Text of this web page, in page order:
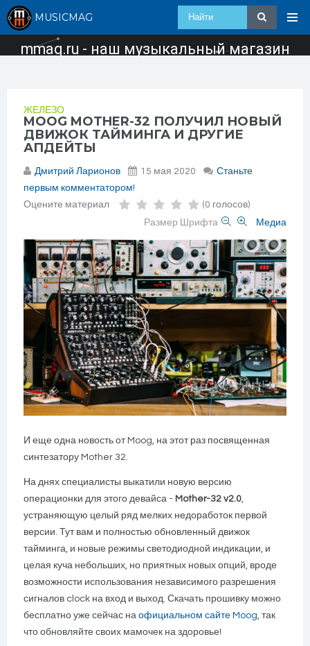
MUSICMAG
mmag.ru - наш музыкальный магазин
ЖЕЛЕЗО
MOOG MOTHER-32 ПОЛУЧИЛ НОВЫЙ
ДВИЖОК ТАЙМИНГА И ДРУГИЕ
АПДЕЙТЫ
Дмитрий Ларионов 15 мая 2020
Станьте
первым комментатором!
Оцените материал
(0 голосов)
Размер Шрифта
Медиа
И еще одна новость от Moog, на этот раз посвященная
синтезатору Mother 32.
На днях специалисты выкатили новую версию
операционки для этого девайса - Mother-32 v2.0
устраняющую целый ряд мелких недоработок первой
версии. Тут вам и полностью обновленный движок
тайминга, и новые режимы светодиодной индикации, и
целая куча небольших, но приятных новых опций, вроде
возможности использования независимого разрешения
сигналов clock на вход и выход. Скачать прошивку можно
бесплатно уже сейчас на официальном сайте Moog , так
что обновляйте своих мамочек на здоровье!